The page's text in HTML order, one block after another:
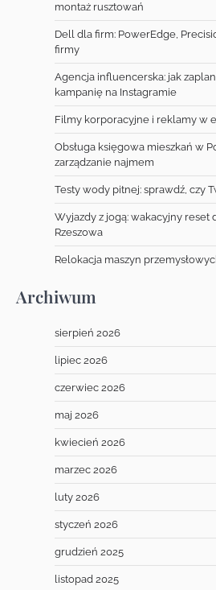
montaż rusztowań
Dell dla firm: PowerEdge,
firmy
Agencja influencerska: jak
kampanię na Instagramie
Filmy korporacyjne i reklamy w
Obsługa księgowa mieszkań w
zarządzanie najmem
Testy wody pitnej: sprawdź, czy
Wyjazdy z jogą: wakacyjny reset
Rzeszowa
Relokacja maszyn
Archiwum
sierpień 2026
lipiec 2026
czerwiec 2026
maj 2026
kwiecień 2026
marzec 2026
luty 2026
styczeń 2026
grudzień 2025
listopad 2025